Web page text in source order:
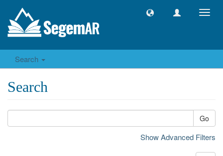
Search
Search
Go
Show Advanced Filters